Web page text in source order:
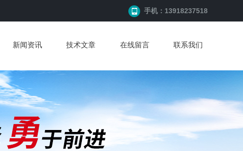
手机：13918237518
新闻资讯 技术文章 在线留言 联系我们